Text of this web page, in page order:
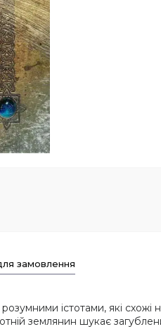
замовлення
істотами, які
землянин шукає